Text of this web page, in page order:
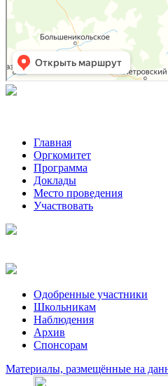
Главная
Оргкомитет
Программа
Доклады
Место проведения
Участвовать
Одобренные участники
Школьникам
Наблюдения
Архив
Спонсорам
Материалы, размещённые на